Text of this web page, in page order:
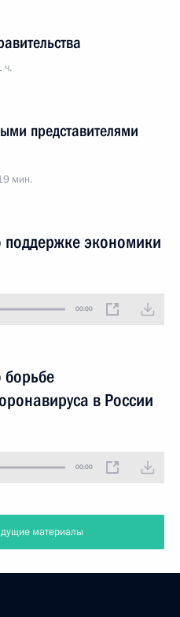
ч.
представителями
мин.
экономики
00:00
в России
00:00
материалы